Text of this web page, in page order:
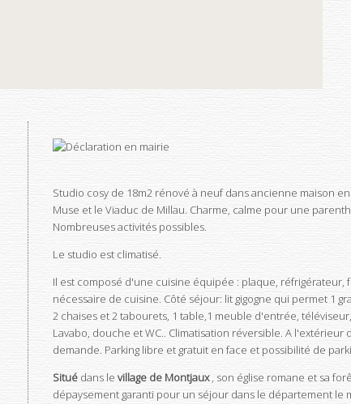
Studio cosy de 18m2 rénové à neuf dans ancienne maison
Muse et le Viaduc de Millau. Charme, calme pour une
Nombreuses activités possibles.
Le studio est climatisé.
Il est composé d'une cuisine équipée : plaque,
nécessaire de cuisine. Côté séjour: lit gigogne qui permet 1
2 chaises et 2 tabourets, 1 table,1 meuble d'entrée,
Lavabo, douche et WC.. Climatisation réversible. A
demande. Parking libre et gratuit en face et possibilité de
Situé dans le village de Montjaux, son église romane et sa
dépaysement garanti pour un séjour dans le département le